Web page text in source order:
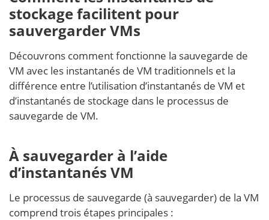
stockage facilitent pour
sauvergarder VMs
Découvrons comment fonctionne la sauvegarde de
VM avec les instantanés de VM traditionnels et la
différence entre l’utilisation d’instantanés de VM et
d’instantanés de stockage dans le processus de
sauvegarde de VM.
À sauvegarder à l’aide
d’instantanés VM
Le processus de sauvegarde (à sauvegarder) de la VM
comprend trois étapes principales :